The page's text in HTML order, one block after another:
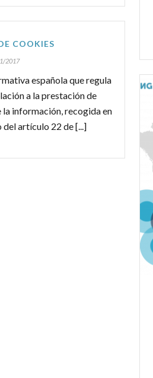
COOKIES
2017
española que regula
a la prestación de
información, recogida en
artículo 22 de [...]